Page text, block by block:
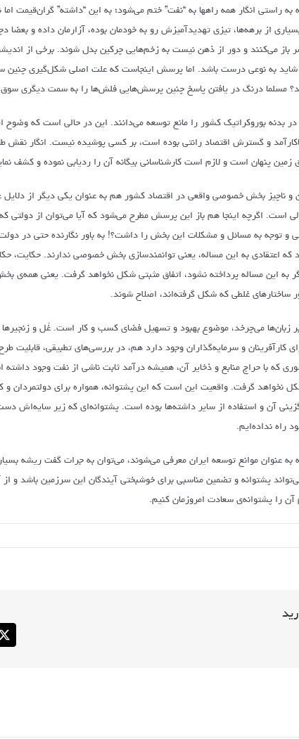
راستی انگار همه راهها به “نفت” ختم می‌شود؛ به این “داشته” گران‌قیمت
از برهه‌ها، تیزی تهدیدآمیزش رو به خودمان بوده، آزارمان داده و
باز می‌کنند و دور از ذهن نیست به زخم‌هایی چرکین بدل شوند. برخی از
شاید به نوعی درست باشد. اما پرسش اینجاست که علت اصلی شکل‌گیری چنین
مسلما درنگ در یافتن پاسخ چنین پرسش‌هایی فلش‌ها را به سمت دیگری
بدنه بوروکراتیک کشور را مانع توسعه می‌دانند. این در حالی است که وضوح
و گسترش اقتصاد رانتی بوده است، بر کسی پوشیده نیست. انگار نقش
زمین پنهان است و لازم است کارشناسانی بیگانه آن را ردیابی نموده و کشف
بخش خصوصیِ واقعی در اقتصاد کشور هم به عنوان یکی دیگر از
اگرچه اینجا هم باز این پرسش مطرح می‌شود که آیا می‌توان از دولتی که
و توجه به مسائل و مشکلات این بخش را داشت؟! به باور نگارنده حتی در
که اعتقادی به این مساله، یعنی توانمندسازی بخش خصوصی ندارند. حکایت،
به این مساله پرداخته نشود، اتفاق مثبتی شکل نخواهد گرفت. یعنی همه‌ی
ساختارهای غلطی که شکل گرفته‌اند، اصلاح شوند.
زبان‌ها می‌چرخد، موضوع بهبود و تسهیل فضای کسب و کار است. غُل و
کارآفرینان و سرمایه‌گذاران وجود دارد هم، در بررسی‌های تطبیقی، قابلیت
که با حراج منابع و ذخایر آن، همیشه درآمد ثابت ناشی از نفت وجود داشته
گرفت. واقعیت این است که این پشتوانه، همواره برای دولتمردان و
آن و استفاده از سایر داشته‌ها بوده است. پشتوانه‌ای که زیر سایه‌اش
راه نداده‌ایم.
عنوان موانع توسعه ایران معرفی می‌شوند، می‌توان به جرات گفت ریشه
پشتوانه و تضمین مناسبی برای خوشبختی آیندگان این سرزمین باشد و از
آن را پشتوانه‌ی سعادت امروزمان کنیم.